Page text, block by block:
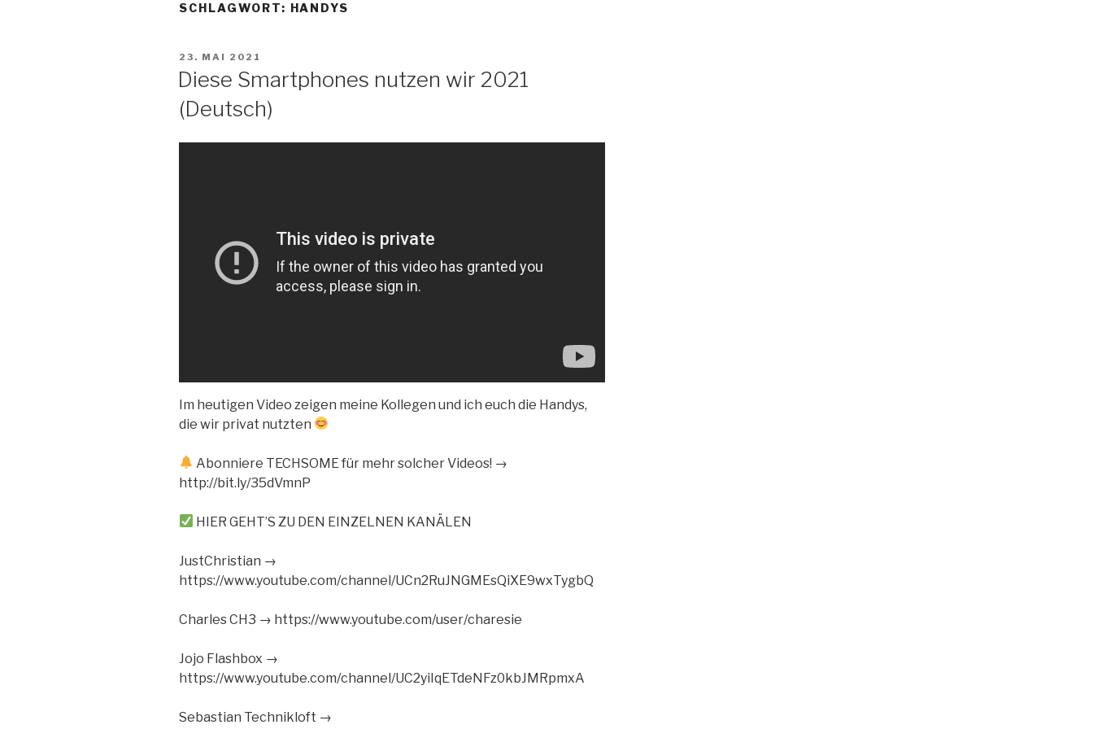
SCHLAGWORT: HANDYS
VERÖFFENTLICHT
23. MAI 2021
Diese Smartphones nutzen wir 2021
(Deutsch)
Im heutigen Video zeigen meine Kollegen und ich euch die Handys,
die wir privat nutzten
Abonniere TECHSOME für mehr solcher Videos! →
http://bit.ly/35dVmnP
HIER GEHT’S ZU DEN EINZELNEN KANÄLEN
JustChristian →
https://www.youtube.com/channel/UCn2RuJNGMEsQiXE9wxTygbQ
Charles CH3 → https://www.youtube.com/user/charesie
Jojo Flashbox →
https://www.youtube.com/channel/UC2yiIqETdeNFz0kbJMRpmxA
Sebastian Technikloft →